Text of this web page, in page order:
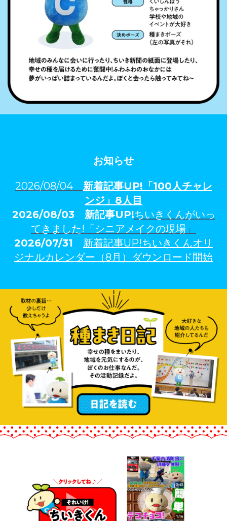
お知らせ
2026/08/04 新着記事UP!「100人チャレ
ンジ」 8人目
2026/08/03 新記事UP!ちいきくんがいっ
てきました!「シニアメイクの現場 」
2026/07/31 新着記事UP!ちいきくんオリ
ジナルカレンダー（8月）ダウンロード開始